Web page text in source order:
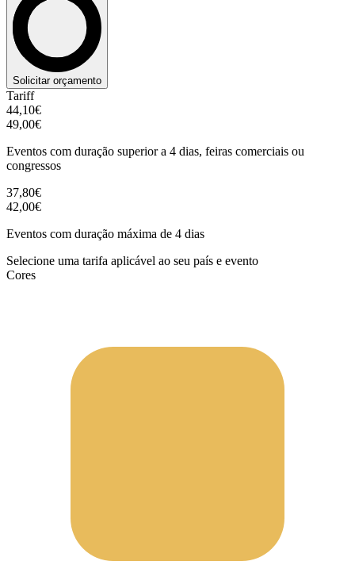
Solicitar orçamento
Tariff
44,10€
49,00€
Eventos com duração superior a 4 dias, feiras comerciais ou
congressos
37,80€
42,00€
Eventos com duração máxima de 4 dias
Selecione uma tarifa aplicável ao seu país e evento
Cores